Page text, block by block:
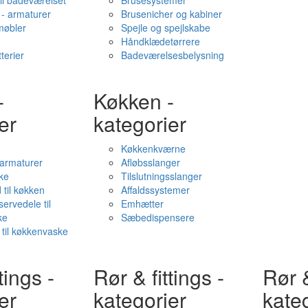
armaturer
Brusenicher og kabiner
Spejle og spejlskabe
Håndklædetørrere
Badeværelsesbelysning
til køkken
til
køkkenvaske
Køkken -
kategorier
Køkkenkværne
Afløbsslanger
Tilslutningsslanger
Affaldssystemer
Emhætter
Sæbedispensere
- Rør & fittings -
kategorier
Rør